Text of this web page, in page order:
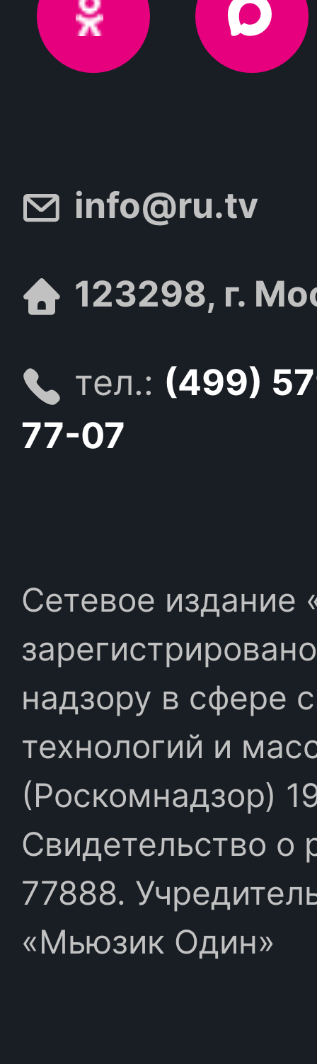
info@ru.tv
123298, г.
тел.: (499)
77-07
Сетевое издание
надзору в сфере
технологий и
(Роскомнадзор)
Свидетельство
77888.
«Мьюзик Один»